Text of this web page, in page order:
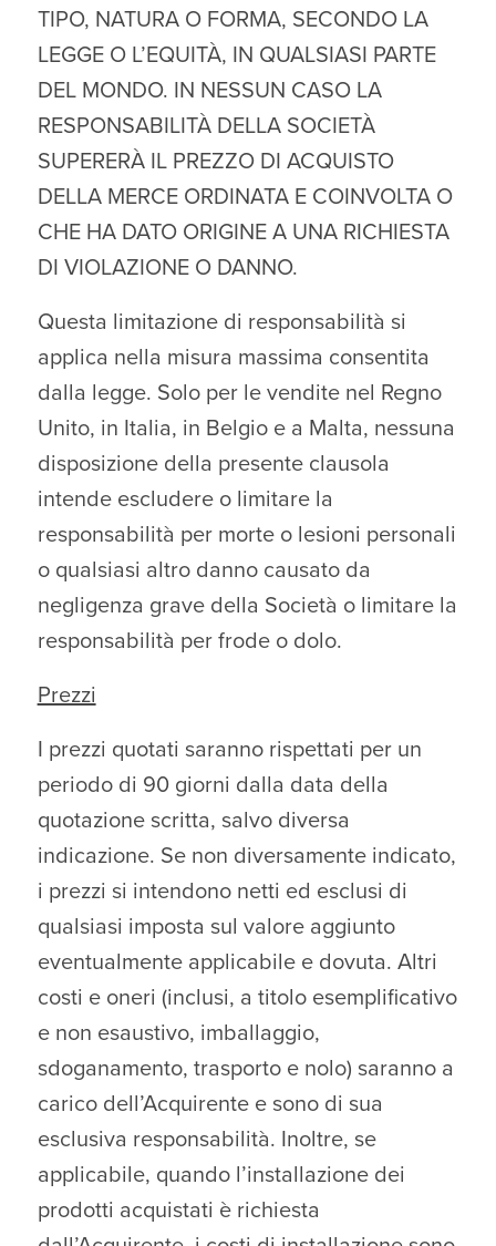
TIPO, NATURA O FORMA, SECONDO LA
LEGGE O L’EQUITÀ, IN QUALSIASI PARTE
DEL MONDO. IN NESSUN CASO LA
RESPONSABILITÀ DELLA SOCIETÀ
SUPERERÀ IL PREZZO DI ACQUISTO
DELLA MERCE ORDINATA E COINVOLTA O
CHE HA DATO ORIGINE A UNA RICHIESTA
DI VIOLAZIONE O DANNO.
Questa limitazione di responsabilità si
applica nella misura massima consentita
dalla legge. Solo per le vendite nel Regno
Unito, in Italia, in Belgio e a Malta, nessuna
disposizione della presente clausola
intende escludere o limitare la
responsabilità per morte o lesioni personali
o qualsiasi altro danno causato da
negligenza grave della Società o limitare la
responsabilità per frode o dolo.
Prezzi
I prezzi quotati saranno rispettati per un
periodo di 90 giorni dalla data della
quotazione scritta, salvo diversa
indicazione. Se non diversamente indicato,
i prezzi si intendono netti ed esclusi di
qualsiasi imposta sul valore aggiunto
eventualmente applicabile e dovuta. Altri
costi e oneri (inclusi, a titolo esemplificativo
e non esaustivo, imballaggio,
sdoganamento, trasporto e nolo) saranno a
carico dell’Acquirente e sono di sua
esclusiva responsabilità. Inoltre, se
applicabile, quando l’installazione dei
prodotti acquistati è richiesta